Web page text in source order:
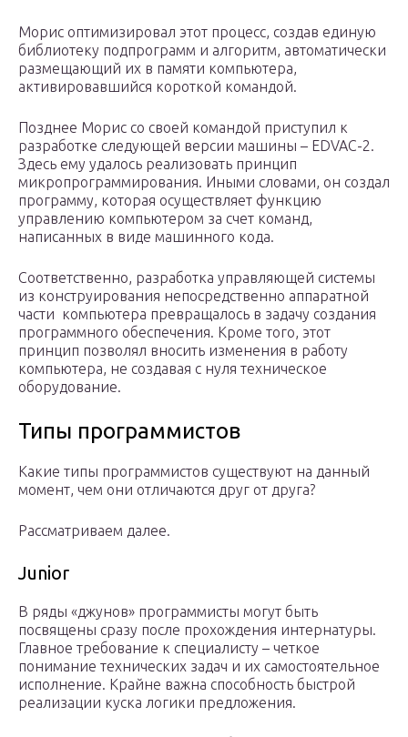
Морис оптимизировал этот процесс, создав единую
библиотеку подпрограмм и алгоритм, автоматически
размещающий их в памяти компьютера,
активировавшийся короткой командой.
Позднее Морис со своей командой приступил к
разработке следующей версии машины – EDVAC-2.
Здесь ему удалось реализовать принцип
микропрограммирования. Иными словами, он создал
программу, которая осуществляет функцию
управлению компьютером за счет команд,
написанных в виде машинного кода.
Соответственно, разработка управляющей системы
из конструирования непосредственно аппаратной
части компьютера превращалось в задачу создания
программного обеспечения. Кроме того, этот
принцип позволял вносить изменения в работу
компьютера, не создавая с нуля техническое
оборудование.
Типы программистов
Какие типы программистов существуют на данный
момент, чем они отличаются друг от друга?
Рассматриваем далее.
Junior
В ряды «джунов» программисты могут быть
посвящены сразу после прохождения интернатуры.
Главное требование к специалисту – четкое
понимание технических задач и их самостоятельное
исполнение. Крайне важна способность быстрой
реализации куска логики предложения.